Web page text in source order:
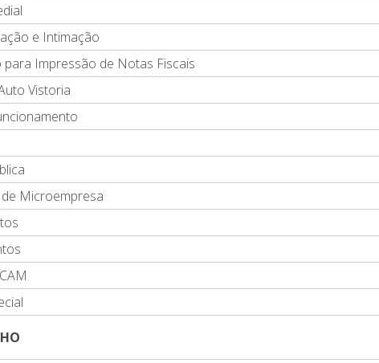
e Intimação
Impressão de Notas Fiscais
Vistoria
Microempresa